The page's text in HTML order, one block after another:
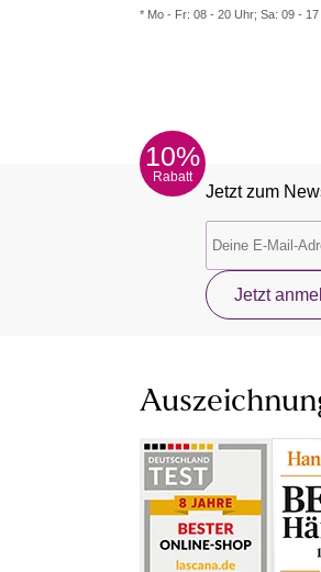
* Mo - Fr: 08 - 20 Uhr; Sa: 09 -
10%
Rabatt
Jetzt zum
Jetzt